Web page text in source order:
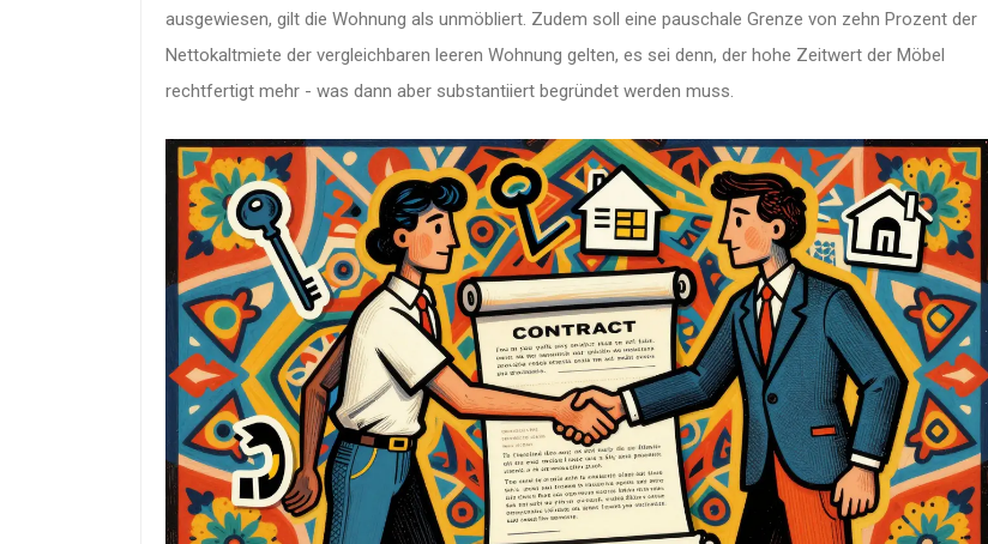
ausgewiesen, gilt die Wohnung als unmöbliert. Zudem soll eine pauschale Grenze von zehn Prozent der
Nettokaltmiete der vergleichbaren leeren Wohnung gelten, es sei denn, der hohe Zeitwert der Möbel
rechtfertigt mehr - was dann aber substantiiert begründet werden muss.